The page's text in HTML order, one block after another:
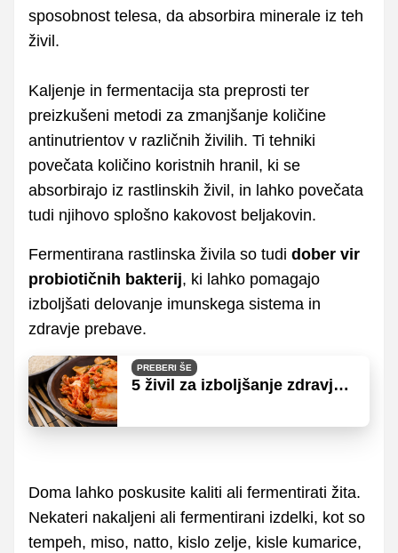
sposobnost telesa, da absorbira minerale iz teh
živil.
Kaljenje in fermentacija sta preprosti ter
preizkušeni metodi za zmanjšanje količine
antinutrientov v različnih živilih. Ti tehniki
povečata količino koristnih hranil, ki se
absorbirajo iz rastlinskih živil, in lahko povečata
tudi njihovo splošno kakovost beljakovin.
Fermentirana rastlinska živila so tudi dober vir
probiotičnih bakterij, ki lahko pomagajo
izboljšati delovanje imunskega sistema in
zdravje prebave.
PREBERI ŠE
5 živil za izboljšanje zdravja
Doma lahko poskusite kaliti ali fermentirati žita.
Nekateri nakaljeni ali fermentirani izdelki, kot so
tempeh, miso, natto, kislo zelje, kisle kumarice,